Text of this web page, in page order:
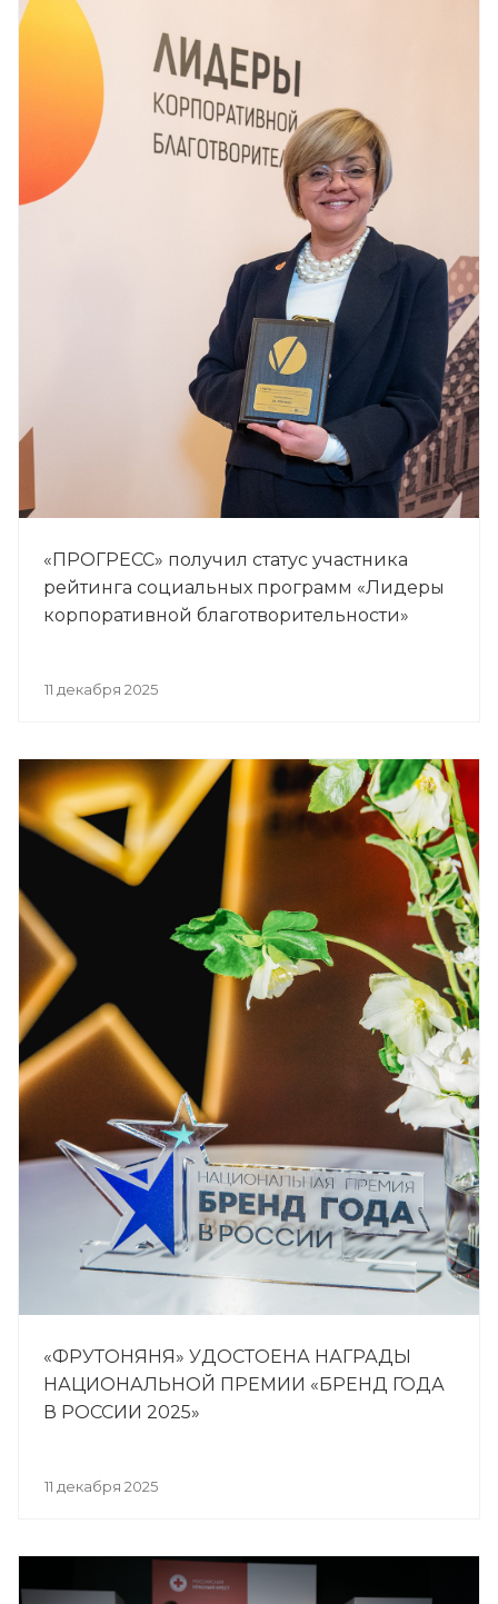
«ПРОГРЕСС» получил статус участника
рейтинга социальных программ «Лидеры
корпоративной благотворительности»
11 декабря 2025
«ФРУТОНЯНЯ» УДОСТОЕНА НАГРАДЫ
НАЦИОНАЛЬНОЙ ПРЕМИИ «БРЕНД ГОДА
В РОССИИ 2025»
11 декабря 2025